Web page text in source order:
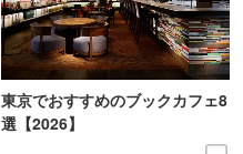
東京でおすすめのブックカフェ8
選【2026】